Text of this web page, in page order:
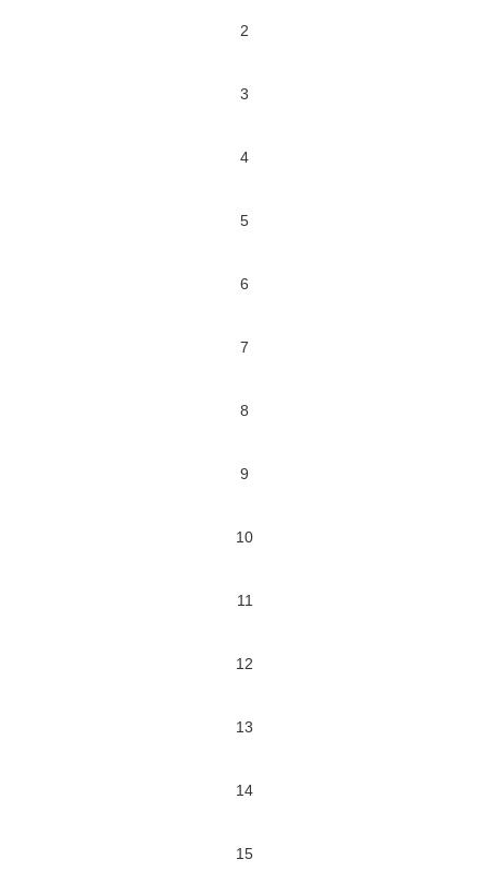
2
3
4
5
6
7
8
9
10
11
12
13
14
15